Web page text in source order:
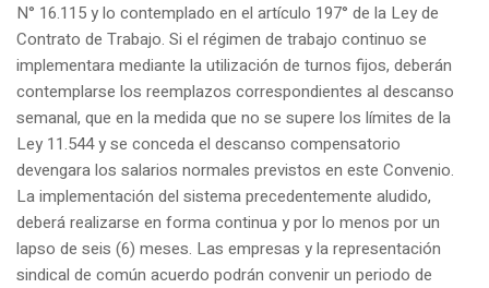
N° 16.115 y lo contemplado en el artículo 197° de la Ley de
Contrato de Trabajo. Si el régimen de trabajo continuo se
implementara mediante la utilización de turnos fijos, deberán
contemplarse los reemplazos correspondientes al descanso
semanal, que en la medida que no se supere los límites de la
Ley 11.544 y se conceda el descanso compensatorio
devengara los salarios normales previstos en este Convenio.
La implementación del sistema precedentemente aludido,
deberá realizarse en forma continua y por lo menos por un
lapso de seis (6) meses. Las empresas y la representación
sindical de común acuerdo podrán convenir un periodo de